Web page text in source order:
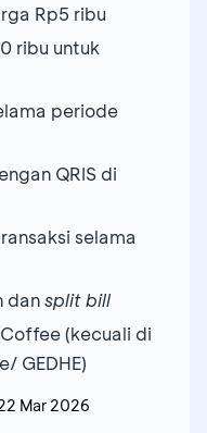
Rp5 ribu
ribu untuk
periode
QRIS di
selama
dansplit bill
(kecuali di
GEDHE)
Mar 2026